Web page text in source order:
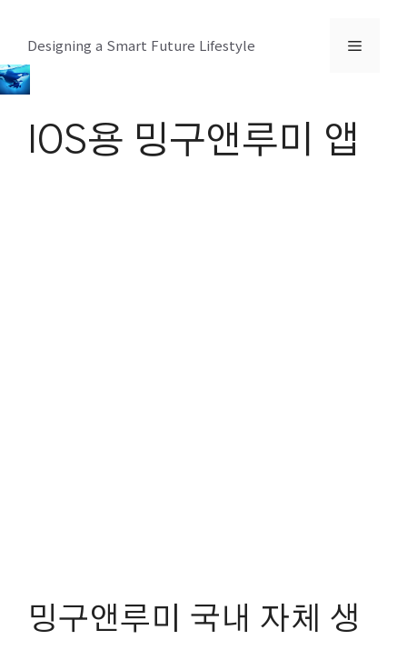
츠
로
Designing a Smart Future Lifestyle 메
IOS용 밍구앤루미 앱
밍구앤루미 국내 자체 생